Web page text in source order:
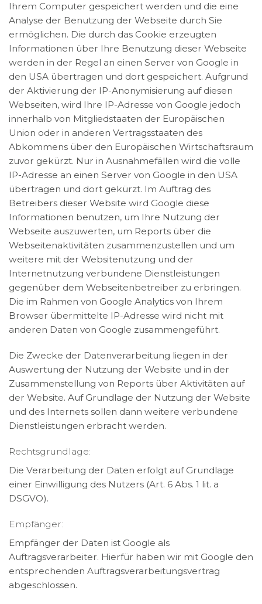
Ihrem Computer gespeichert werden und die eine
Analyse der Benutzung der Webseite durch Sie
ermöglichen. Die durch das Cookie erzeugten
Informationen über Ihre Benutzung dieser Webseite
werden in der Regel an einen Server von Google in
den USA übertragen und dort gespeichert. Aufgrund
der Aktivierung der IP-Anonymisierung auf diesen
Webseiten, wird Ihre IP-Adresse von Google jedoch
innerhalb von Mitgliedstaaten der Europäischen
Union oder in anderen Vertragsstaaten des
Abkommens über den Europäischen Wirtschaftsraum
zuvor gekürzt. Nur in Ausnahmefällen wird die volle
IP-Adresse an einen Server von Google in den USA
übertragen und dort gekürzt. Im Auftrag des
Betreibers dieser Website wird Google diese
Informationen benutzen, um Ihre Nutzung der
Webseite auszuwerten, um Reports über die
Webseitenaktivitäten zusammenzustellen und um
weitere mit der Websitenutzung und der
Internetnutzung verbundene Dienstleistungen
gegenüber dem Webseitenbetreiber zu erbringen.
Die im Rahmen von Google Analytics von Ihrem
Browser übermittelte IP-Adresse wird nicht mit
anderen Daten von Google zusammengeführt.
Die Zwecke der Datenverarbeitung liegen in der
Auswertung der Nutzung der Website und in der
Zusammenstellung von Reports über Aktivitäten auf
der Website. Auf Grundlage der Nutzung der Website
und des Internets sollen dann weitere verbundene
Dienstleistungen erbracht werden.
Rechtsgrundlage:
Die Verarbeitung der Daten erfolgt auf Grundlage
einer Einwilligung des Nutzers (Art. 6 Abs. 1 lit. a
DSGVO).
Empfänger:
Empfänger der Daten ist Google als
Auftragsverarbeiter. Hierfür haben wir mit Google den
entsprechenden Auftragsverarbeitungsvertrag
abgeschlossen.